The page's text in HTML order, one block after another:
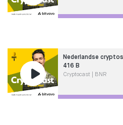
Nederlandse
416 B
Cryptocast | BNR